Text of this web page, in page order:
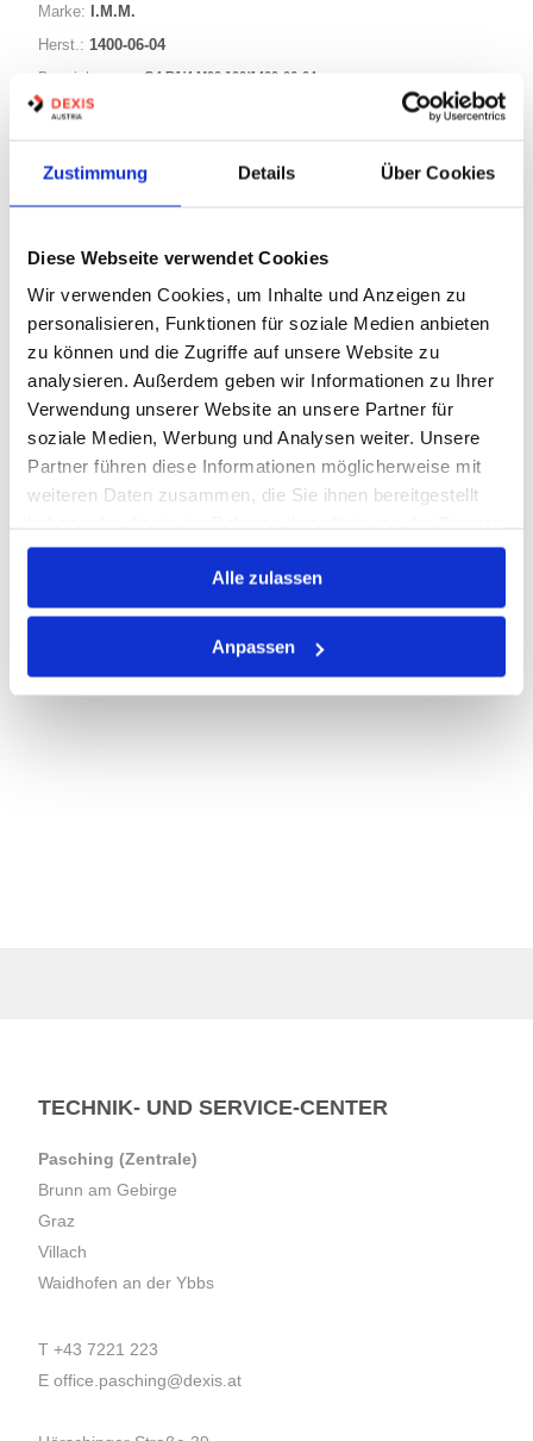
Zustimmung Details Über Cookies
Diese Webseite verwendet Cookies
Wir verwenden Cookies, um Inhalte und Anzeigen zu
personalisieren, Funktionen für soziale Medien anbieten
zu können und die Zugriffe auf unsere Website zu
analysieren. Außerdem geben wir Informationen zu Ihrer
Verwendung unserer Website an unsere Partner für
soziale Medien, Werbung und Analysen weiter. Unsere
Partner führen diese Informationen möglicherweise mit
weiteren Daten zusammen, die Sie ihnen bereitgestellt
gesammelt haben.
Alle zulassen
Anpassen
Marke: I.M.M.
Herst.: 1400-06-04
Bezeichnung:
G4 R1/4 M00 100/1400-06-04
11 Varianten
Auf Lager
Lager anzeigen
PRODUKTBESCHREIBUNG
ALLE SPEZIFIKATIONEN
TECHNIK- UND SERVICE-CENTER
Pasching (Zentrale)
Brunn am Gebirge
Graz
Villach
Waidhofen an der Ybbs
T +43 7221 223
E office.pasching@dexis.at